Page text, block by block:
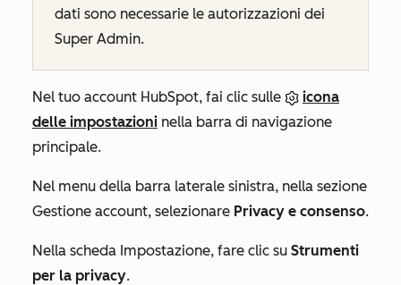
dati sono necessarie le autorizzazioni dei
Super Admin.
Nel tuo account HubSpot, fai clic sulle
icona
delle impostazioni nella barra di navigazione
principale.
Nel menu della barra laterale sinistra, nella sezione
Gestione account, selezionare Privacy e consenso.
Nella scheda Impostazione, fare clic su Strumenti
per la privacy.